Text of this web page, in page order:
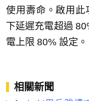
使用壽命。啟用此
下延遲充電超過
電上限 80% 設定。
相關新聞